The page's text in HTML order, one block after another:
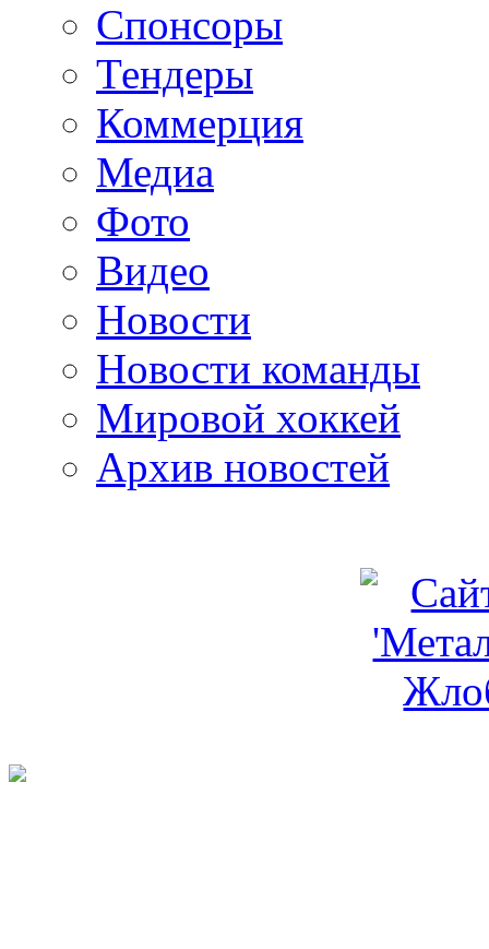
Спонсоры
Тендеры
Коммерция
Медиа
Фото
Видео
Новости
Новости команды
Мировой хоккей
Архив новостей